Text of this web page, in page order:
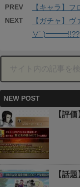
PREV 【キャラ】
NEXT
【ガチャ】
∀ﾟ)━━━!!??
NEW POST
【評
【話